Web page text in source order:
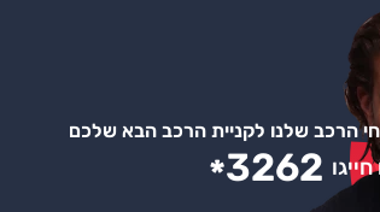
הרכב שלנו לקניית הרכב הבא שלכם
חייגו *3262